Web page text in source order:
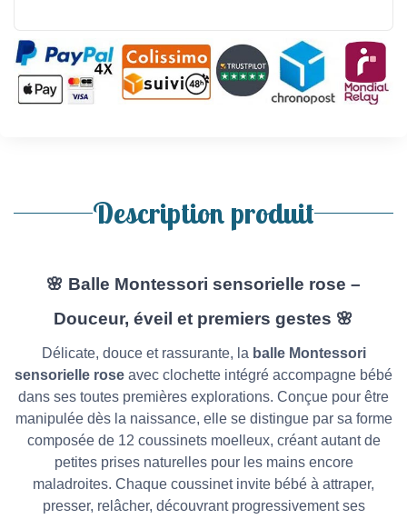
Description produit
🌸 Balle Montessori sensorielle rose –
Douceur, éveil et premiers gestes 🌸
Délicate, douce et rassurante, la balle Montessori
sensorielle rose avec clochette intégré accompagne bébé
dans ses toutes premières explorations. Conçue pour être
manipulée dès la naissance, elle se distingue par sa forme
composée de 12 coussinets moelleux, créant autant de
petites prises naturelles pour les mains encore
maladroites. Chaque coussinet invite bébé à attraper,
presser, relâcher, découvrant progressivement ses